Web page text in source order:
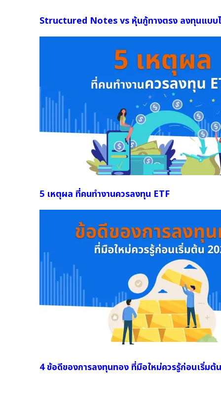
Structured Notes vs หุ้นกู้ทางตรง ลงทุนแบบ
5 เหตุผล ที่คนทำงานควรลงทุน ETF
4 ข้อดีของการลงทุนทอง ที่มือใหม่ควรรู้ก่อนเริ่มต้